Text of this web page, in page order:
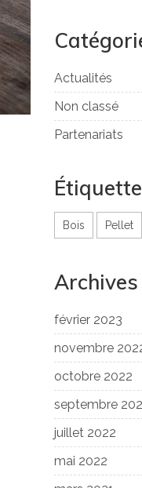
Actualités
Non classé
Partenariats
Bois Pellet
Archives
février 2023
novembre
octobre 2022
septembre
juillet 2022
mai 2022